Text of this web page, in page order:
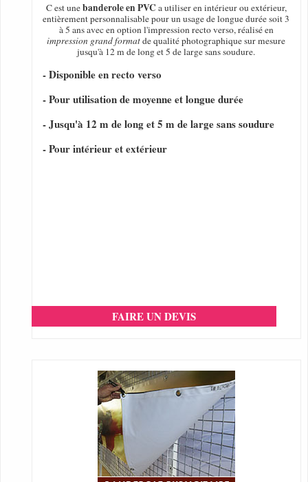
C est unebanderole en PVC a utiliser en intérieur ou extérieur,
entièrement personnalisable pour un usage de longue durée soit 3
à 5 ans avec en option l'impression recto verso, réalisé en
impression grand formatde qualité photographique sur mesure
jusqu'à 12 m de long et 5 de large sans soudure.
- Disponible en recto verso
- Pour utilisation de moyenne et longue durée
- Jusqu'à 12 m de long et 5 m de large sans soudure
- Pour intérieur et extérieur
FAIRE UN DEVIS